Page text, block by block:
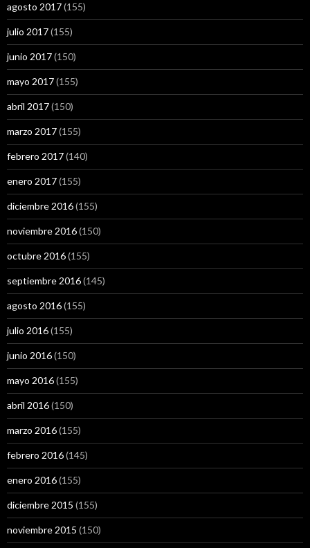
agosto 2017(155)
julio 2017(155)
junio 2017(150)
mayo 2017(155)
abril 2017(150)
marzo 2017(155)
febrero 2017(140)
enero 2017(155)
diciembre 2016(155)
noviembre 2016(150)
octubre 2016(155)
septiembre 2016(145)
agosto 2016(155)
julio 2016(155)
junio 2016(150)
mayo 2016(155)
abril 2016(150)
marzo 2016(155)
febrero 2016(145)
enero 2016(155)
diciembre 2015 (155)
noviembre 2015 (150)